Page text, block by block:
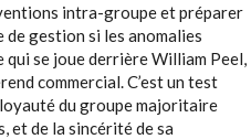
intra-groupe et préparer
gestion si les anomalies
qui se joue derrière William Peel,
commercial. C’est un test
du groupe majoritaire
et de la sincérité de sa